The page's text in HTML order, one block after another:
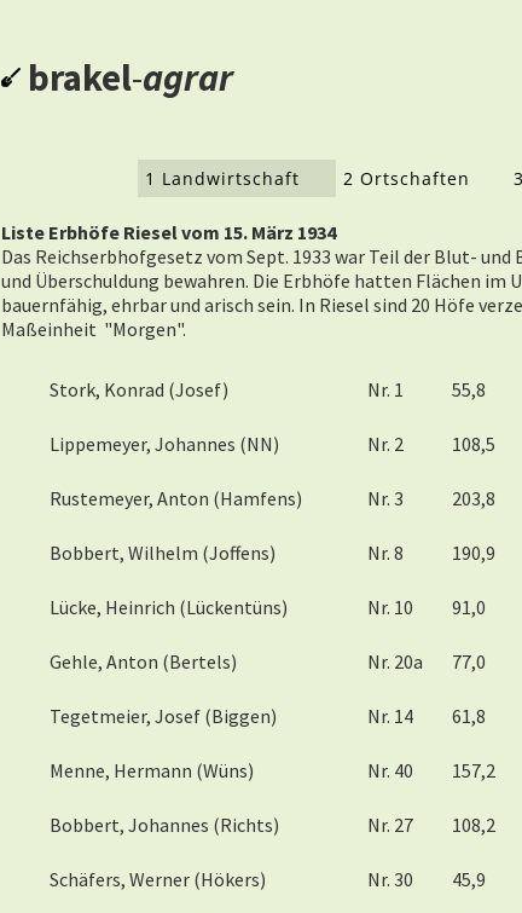
brakel-agrar
1 Landwirtschaft 2 Ortschaften
Liste Erbhöfe Riesel vom 15. März 1934
Das Reichserbhofgesetz vom Sept. 1933 war Teil der Blut-
und Überschuldung bewahren. Die Erbhöfe hatten Flächen im
bauernfähig, ehrbar und arisch sein. In Riesel sind 20 Höfe
Maßeinheit "Morgen".
Stork, Konrad (Josef) Nr. 1 55,8
Lippemeyer, Johannes (NN) Nr. 2 108,5
Rustemeyer, Anton (Hamfens) Nr. 3 203,8
Bobbert, Wilhelm (Joffens) Nr. 8 190,9
Lücke, Heinrich (Lückentüns) Nr. 10 91,0
Gehle, Anton (Bertels) Nr. 20a 77,0
Tegetmeier, Josef (Biggen) Nr. 14 61,8
Menne, Hermann (Wüns) Nr. 40 157,2
Bobbert, Johannes (Richts) Nr. 27 108,2
Schäfers, Werner (Hökers) Nr. 30 45,9